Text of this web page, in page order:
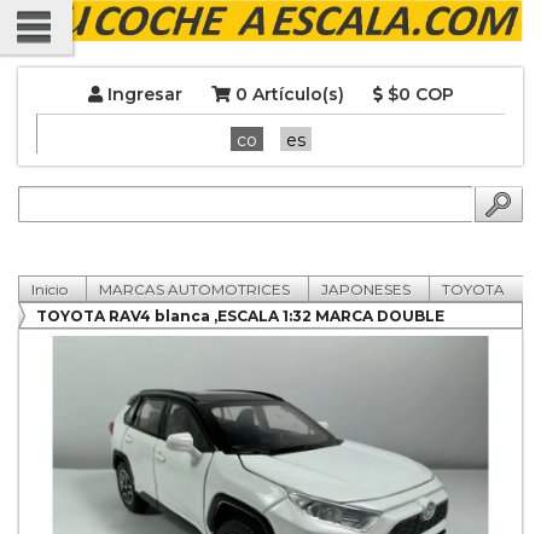
Ingresar 0 Artículo(s) $0 COP
co es
Inicio MARCAS AUTOMOTRICES JAPONESES
TOYOTA
TOYOTA RAV4 blanca ,ESCALA 1:32 MARCA DOUBLE
HORSES